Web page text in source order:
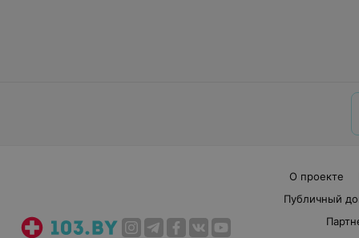
О проекте
Публичный